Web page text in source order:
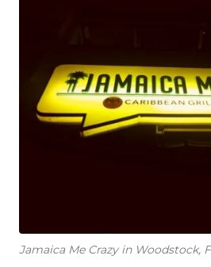
Jamaica Me Crazy in Woodstock,